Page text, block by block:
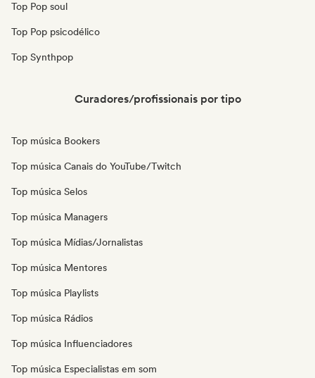
Top Pop soul
Top Pop psicodélico
Top Synthpop
Curadores/profissionais por tipo
Top música Bookers
Top música Canais do YouTube/Twitch
Top música Selos
Top música Managers
Top música Mídias/Jornalistas
Top música Mentores
Top música Playlists
Top música Rádios
Top música Influenciadores
Top música Especialistas em som